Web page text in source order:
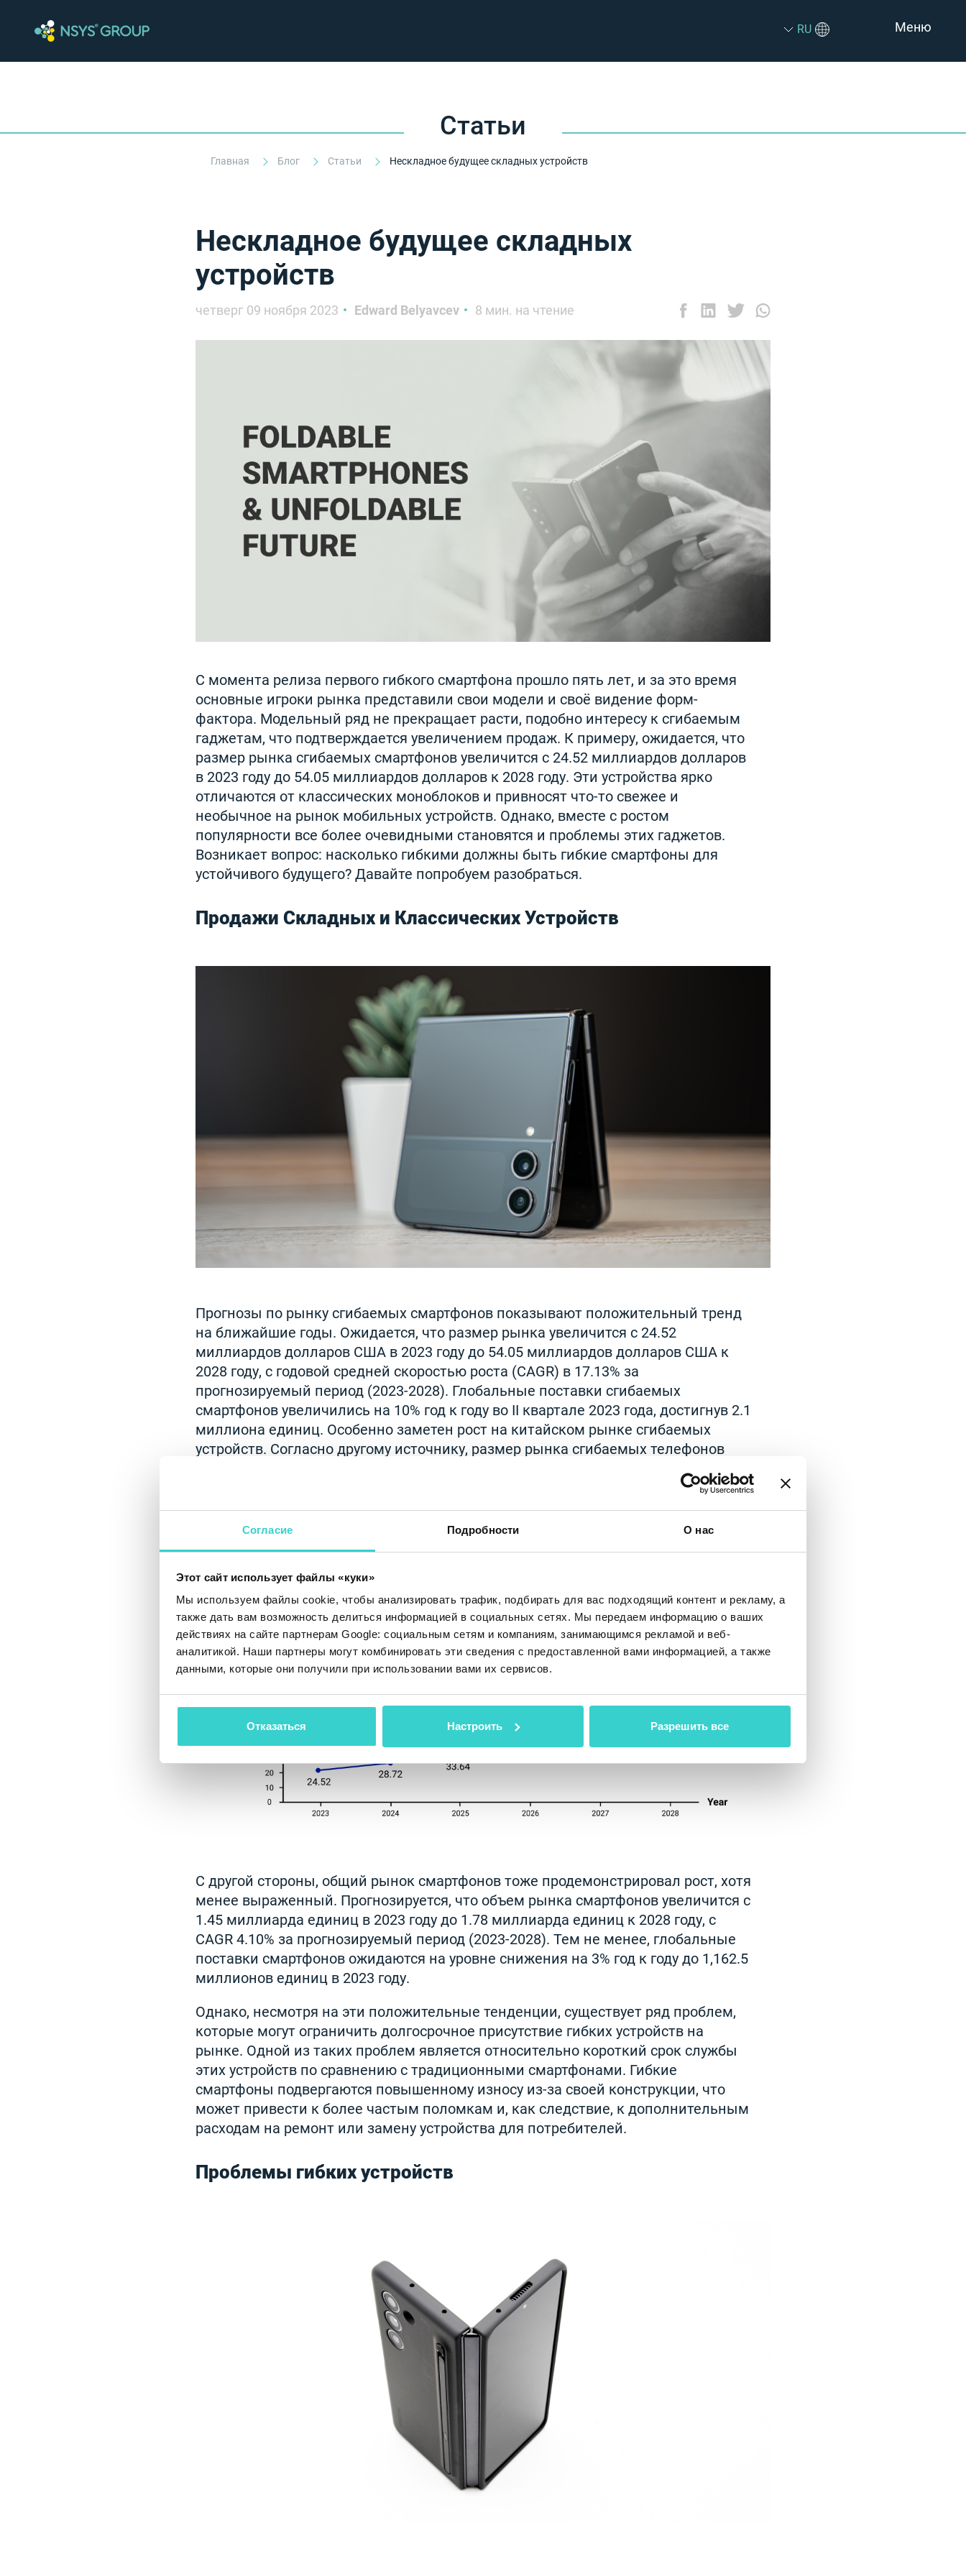
Согласие Подробности О нас
Этот сайт использует файлы «куки»
Мы используем файлы cookie, чтобы анализировать трафик, подбирать для вас подходящий контент и рекламу, а
также дать вам возможность делиться информацией в социальных сетях. Мы передаем информацию о ваших
действиях на сайте партнерам Google: социальным сетям и компаниям, занимающимся рекламой и веб-
аналитикой. Наши партнеры могут комбинировать эти сведения с предоставленной вами информацией, а также
данными, которые они получили при использовании вами их сервисов.
Отказаться Настроить Разрешить все
RU Меню
Статьи
Главная Блог Статьи Нескладное будущее складных устройств
Нескладное будущее складных
устройств
четверг 09 ноября 2023 Edward Belyavcev 8 мин. на чтение
С момента релиза первого гибкого смартфона прошло пять лет, и за это время
основные игроки рынка представили свои модели и своё видение форм-
фактора. Модельный ряд не прекращает расти, подобно интересу к сгибаемым
гаджетам, что подтверждается увеличением продаж. К примеру, ожидается, что
размер рынка сгибаемых смартфонов увеличится с 24.52 миллиардов долларов
в 2023 году до 54.05 миллиардов долларов к 2028 году. Эти устройства ярко
отличаются от классических моноблоков и привносят что-то свежее и
необычное на рынок мобильных устройств. Однако, вместе с ростом
популярности все более очевидными становятся и проблемы этих гаджетов.
Возникает вопрос: насколько гибкими должны быть гибкие смартфоны для
устойчивого будущего? Давайте попробуем разобраться.
Продажи Складных и Классических Устройств
Прогнозы по рынку сгибаемых смартфонов показывают положительный тренд
на ближайшие годы. Ожидается, что размер рынка увеличится с 24.52
миллиардов долларов США в 2023 году до 54.05 миллиардов долларов США к
2028 году, с годовой средней скоростью роста (CAGR) в 17.13% за
прогнозируемый период (2023-2028). Глобальные поставки сгибаемых
смартфонов увеличились на 10% год к году во II квартале 2023 года, достигнув 2.1
миллиона единиц. Особенно заметен рост на китайском рынке сгибаемых
устройств. Согласно другому источнику, размер рынка сгибаемых телефонов
оценивается в 10,306.2 миллионов долларов США в 2023 году и, как ожидается,
С другой стороны, общий рынок смартфонов тоже продемонстрировал рост, хотя
менее выраженный. Прогнозируется, что объем рынка смартфонов увеличится с
1.45 миллиарда единиц в 2023 году до 1.78 миллиарда единиц к 2028 году, с
CAGR 4.10% за прогнозируемый период (2023-2028). Тем не менее, глобальные
поставки смартфонов ожидаются на уровне снижения на 3% год к году до 1,162.5
миллионов единиц в 2023 году.
Однако, несмотря на эти положительные тенденции, существует ряд проблем,
которые могут ограничить долгосрочное присутствие гибких устройств на
рынке. Одной из таких проблем является относительно короткий срок службы
этих устройств по сравнению с традиционными смартфонами. Гибкие
смартфоны подвергаются повышенному износу из-за своей конструкции, что
может привести к более частым поломкам и, как следствие, к дополнительным
расходам на ремонт или замену устройства для потребителей.
Проблемы гибких устройств